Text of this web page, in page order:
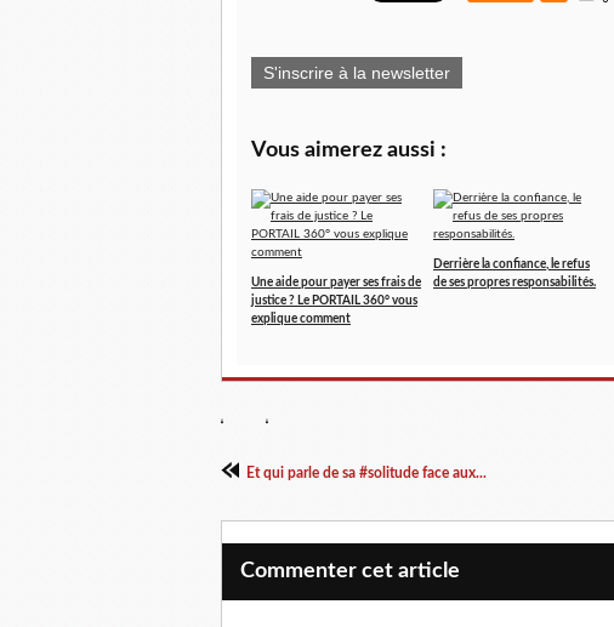
S'inscrire à la newsletter
Vous aimerez aussi :
Une aide pour payer ses frais de
justice ? Le PORTAIL 360° vous
explique comment
Derrière la confiance, le refus
de ses propres responsabilités.
Et qui parle de sa #solitude face aux...
Commenter cet article